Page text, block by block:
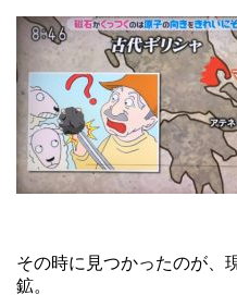
その時に見つかったのが、
鉱。